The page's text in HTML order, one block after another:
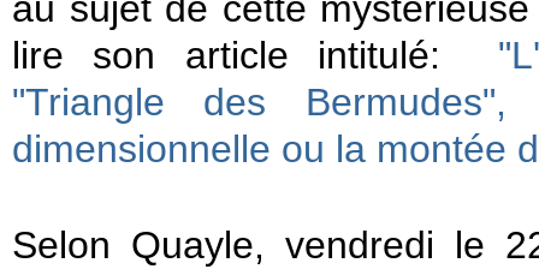
lire son article intitulé:
"Triangle des
dimensionnelle ou la montée
Selon Quayle, vendredi le